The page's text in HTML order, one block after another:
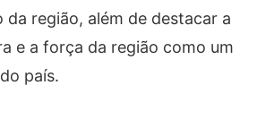
da região, além de destacar a
e a força da região como um
país.